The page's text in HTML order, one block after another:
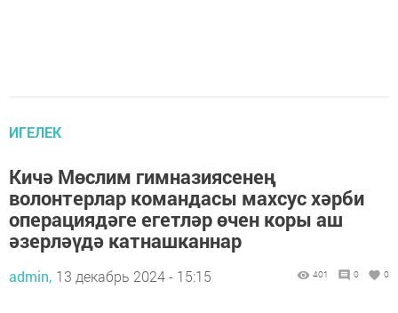
ИГЕЛЕК
Кичә Мөслим гимназиясенең
волонтерлар командасы махсус хәрби
операциядәге егетләр өчен коры аш
әзерләүдә катнашканнар
admin, 13 декабрь 2024 - 15:15 401 0 0